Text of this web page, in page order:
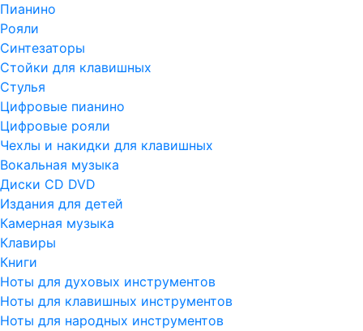
Пианино
Рояли
Синтезаторы
Стойки для клавишных
Стулья
Цифровые пианино
Цифровые рояли
Чехлы и накидки для клавишных
Вокальная музыка
Диски CD DVD
Издания для детей
Камерная музыка
Клавиры
Книги
Ноты для духовых инструментов
Ноты для клавишных инструментов
Ноты для народных инструментов